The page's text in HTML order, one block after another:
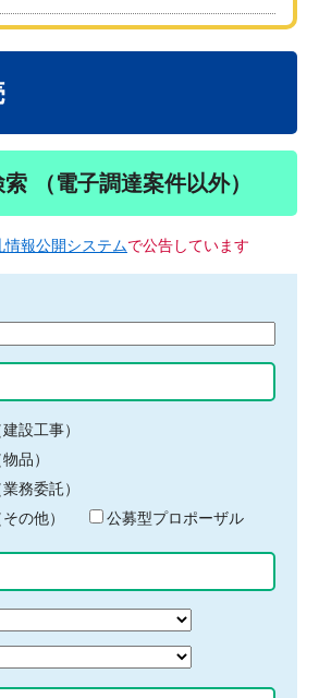
（電子調達案件以外）
情報公開システムで公告しています
設工事）
品）
務委託）
の他）
公募型プロポーザル